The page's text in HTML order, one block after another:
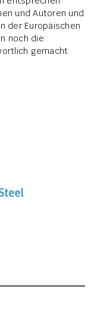
und Autoren und
der Europäischen
noch die
gemacht